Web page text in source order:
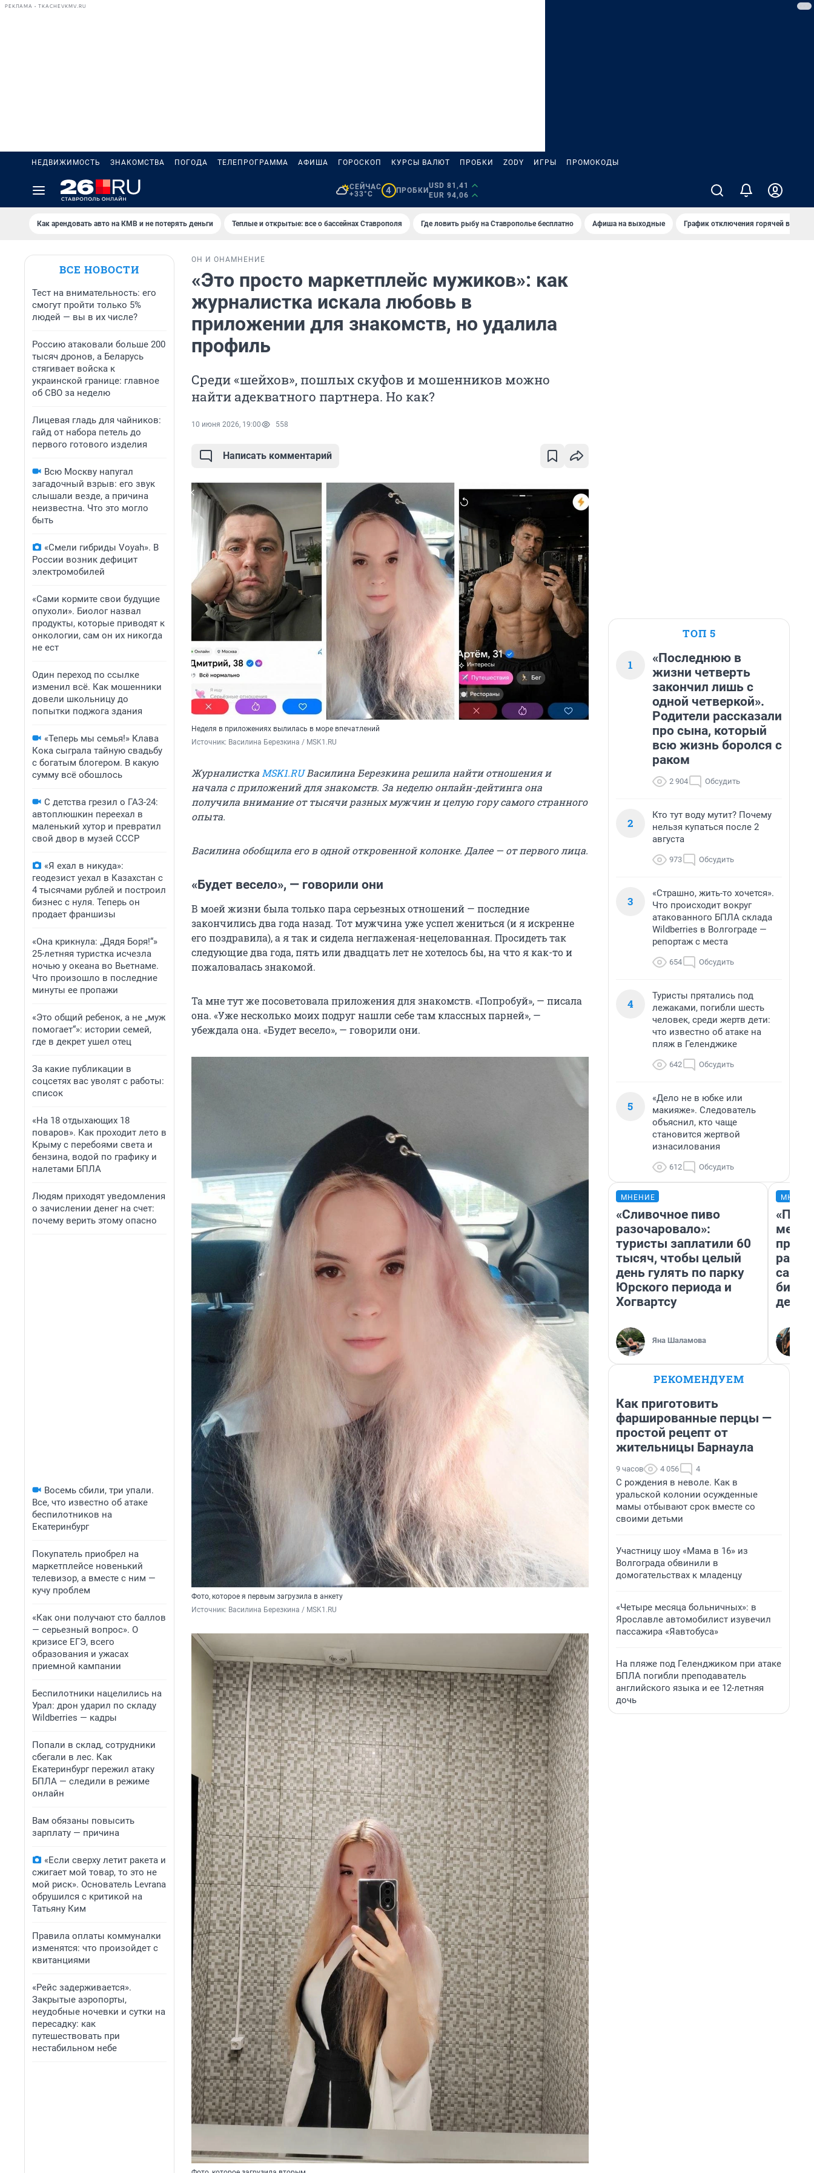
РЕКЛАМА • TKACHEVKMV.RU
НЕДВИЖИМОСТЬ ЗНАКОМСТВА ПОГОДА ТЕЛЕПРОГРАММА АФИША ГОРОСКОП КУРСЫ ВАЛЮТ ПРОБКИ ZODY ИГРЫ ПРОМОКОДЫ
СЕЙЧАС
+33°C
4 ПРОБКИ
USD 81,41
EUR 94,06
Как арендовать авто на КМВ и не потерять деньги Теплые и открытые: все о бассейнах Ставрополя Где ловить рыбу на Ставрополье бесплатно Афиша на выходные График отключения горячей воды в
ВСЕ НОВОСТИ
Тест на внимательность: его
смогут пройти только 5%
людей — вы в их числе?
Россию атаковали больше 200
тысяч дронов, а Беларусь
стягивает войска к
украинской границе: главное
об СВО за неделю
Лицевая гладь для чайников:
гайд от набора петель до
первого готового изделия
Всю Москву напугал
загадочный взрыв: его звук
слышали везде, а причина
неизвестна. Что это могло
быть
«Смели гибриды Voyah». В
России возник дефицит
электромобилей
«Сами кормите свои будущие
опухоли». Биолог назвал
продукты, которые приводят к
онкологии, сам он их никогда
не ест
Один переход по ссылке
изменил всё. Как мошенники
довели школьницу до
попытки поджога здания
«Теперь мы семья!» Клава
Кока сыграла тайную свадьбу
с богатым блогером. В какую
сумму всё обошлось
С детства грезил о ГАЗ-24:
автоплюшкин переехал в
маленький хутор и превратил
свой двор в музей СССР
«Я ехал в никуда»:
геодезист уехал в Казахстан с
4 тысячами рублей и построил
бизнес с нуля. Теперь он
продает франшизы
«Она крикнула: „Дядя Боря!“»
25-летняя туристка исчезла
ночью у океана во Вьетнаме.
Что произошло в последние
минуты ее пропажи
«Это общий ребенок, а не „муж
помогает“»: истории семей,
где в декрет ушел отец
За какие публикации в
соцсетях вас уволят с работы:
список
«На 18 отдыхающих 18
поваров». Как проходит лето в
Крыму с перебоями света и
бензина, водой по графику и
налетами БПЛА
Людям приходят уведомления
о зачислении денег на счет:
почему верить этому опасно
Восемь сбили, три упали.
Все, что известно об атаке
беспилотников на
Екатеринбург
Покупатель приобрел на
маркетплейсе новенький
телевизор, а вместе с ним —
кучу проблем
«Как они получают сто баллов
— серьезный вопрос». О
кризисе ЕГЭ, всего
образования и ужасах
приемной кампании
Беспилотники нацелились на
Урал: дрон ударил по складу
Wildberries — кадры
Попали в склад, сотрудники
сбегали в лес. Как
Екатеринбург пережил атаку
БПЛА — следили в режиме
онлайн
Вам обязаны повысить
зарплату — причина
«Если сверху летит ракета и
сжигает мой товар, то это не
мой риск». Основатель Levrana
обрушился с критикой на
Татьяну Ким
Правила оплаты коммуналки
изменятся: что произойдет с
квитанциями
«Рейс задерживается».
Закрытые аэропорты,
неудобные ночевки и сутки на
пересадку: как
путешествовать при
нестабильном небе
ОН И ОНА МНЕНИЕ
«Это просто маркетплейс мужиков»: как
журналистка искала любовь в
приложении для знакомств, но удалила
профиль
Среди «шейхов», пошлых скуфов и мошенников можно
найти адекватного партнера. Но как?
10 июня 2026, 19:00 558
Написать комментарий
Неделя в приложениях вылилась в море впечатлений
Источник: Василина Березкина / MSK1.RU
Журналистка MSK1.RUВасилина Березкина решила найти отношения и
начала с приложений для знакомств. За неделю онлайн-дейтинга она
получила внимание от тысячи разных мужчин и целую гору самого странного
опыта.
Василина обобщила его в одной откровенной колонке. Далее — от первого лица.
«Будет весело», — говорили они
В моей жизни была только пара серьезных отношений — последние
закончились два года назад. Тот мужчина уже успел жениться (и я искренне
его поздравила), а я так и сидела неглаженая-нецелованная. Просидеть так
следующие два года, пять или двадцать лет не хотелось бы, на что я как-то и
пожаловалась знакомой.
Та мне тут же посоветовала приложения для знакомств. «Попробуй», — писала
она. «Уже несколько моих подруг нашли себе там классных парней», —
убеждала она. «Будет весело», — говорили они.
Фото, которое я первым загрузила в анкету
Источник: Василина Березкина / MSK1.RU
ТОП 5
1
«Последнюю в
жизни четверть
закончил лишь с
одной четверкой».
Родители рассказали
про сына, который
всю жизнь боролся с
раком
2 904 Обсудить
2
Кто тут воду мутит? Почему
нельзя купаться после 2
августа
973 Обсудить
3
«Страшно, жить-то хочется».
Что происходит вокруг
атакованного БПЛА склада
Wildberries в Волгограде —
репортаж с места
654 Обсудить
4
Туристы прятались под
лежаками, погибли шесть
человек, среди жертв дети:
что известно об атаке на
пляж в Геленджике
642 Обсудить
5
«Дело не в юбке или
макияже». Следователь
объяснил, кто чаще
становится жертвой
изнасилования
612 Обсудить
МНЕНИЕ
«Сливочное пиво
разочаровало»:
туристы заплатили 60
тысяч, чтобы целый
день гулять по парку
Юрского периода и
Хогвартсу
Яна Шаламова
РЕКОМЕНДУЕМ
Как приготовить
фаршированные перцы —
простой рецепт от
жительницы Барнаула
9 часов 4 056 4
С рождения в неволе. Как в
уральской колонии осужденные
мамы отбывают срок вместе со
своими детьми
Участницу шоу «Мама в 16» из
Волгограда обвинили в
домогательствах к младенцу
«Четыре месяца больничных»: в
Ярославле автомобилист изувечил
пассажира «Яавтобуса»
На пляже под Геленджиком при атаке
БПЛА погибли преподаватель
английского языка и ее 12-летняя
дочь